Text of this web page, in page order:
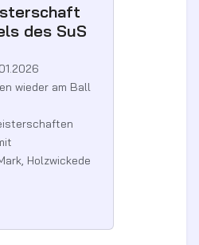
des SuS
wieder am Ball
Holzwickede